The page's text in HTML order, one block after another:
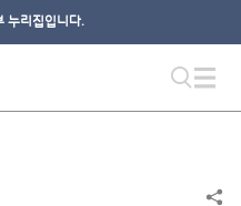
누리집입니다.